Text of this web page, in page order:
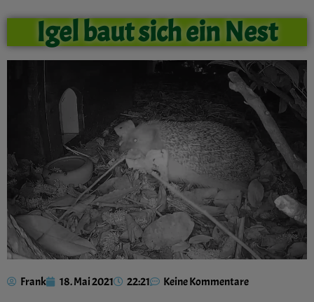
Igel baut sich ein Nest
Frank 18. Mai 2021 22:21 Keine Kommentare